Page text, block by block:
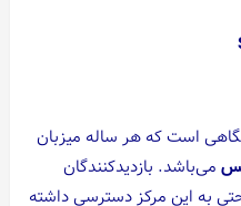
است که هر ساله میزبان
می‌باشد. بازدیدکنندگان
به این مرکز دسترسی داشته